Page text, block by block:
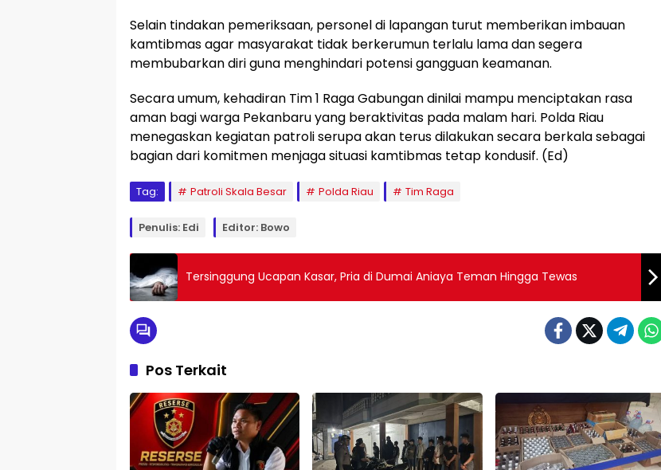
Selain tindakan pemeriksaan, personel di lapangan turut memberikan imbauan
kamtibmas agar masyarakat tidak berkerumun terlalu lama dan segera
membubarkan diri guna menghindari potensi gangguan keamanan.
Secara umum, kehadiran Tim 1 Raga Gabungan dinilai mampu menciptakan rasa
aman bagi warga Pekanbaru yang beraktivitas pada malam hari. Polda Riau
menegaskan kegiatan patroli serupa akan terus dilakukan secara berkala sebagai
bagian dari komitmen menjaga situasi kamtibmas tetap kondusif. (Ed)
Tag: Patroli Skala Besar Polda Riau Tim Raga
Penulis: Edi Editor: Bowo
Tersinggung Ucapan Kasar, Pria di Dumai Aniaya Teman Hingga Tewas
Pos Terkait